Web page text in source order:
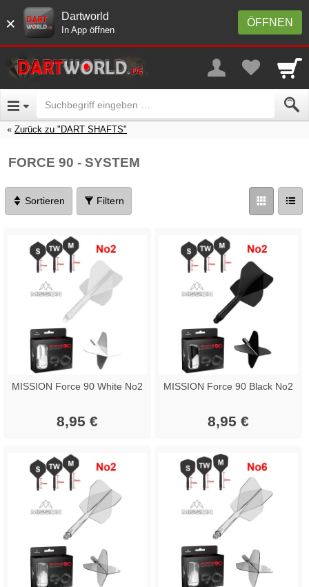
× ÖFFNEN
Dartworld
In App öffnen
Zurück zu "DART SHAFTS"
FORCE 90 - SYSTEM
Sortieren Filtern
MISSION Force 90 White No2
8,95 €
MISSION Force 90 Black No2
8,95 €